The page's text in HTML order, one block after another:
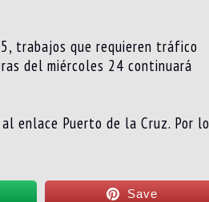
trabajos que requieren tráfico
del miércoles 24 continuará
enlace Puerto de la Cruz. Por lo
Save